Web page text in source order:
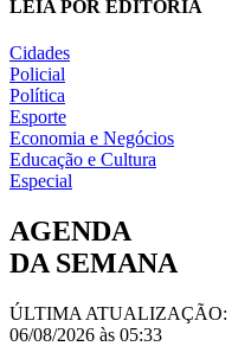
LEIA POR EDITORIA
Cidades
Policial
Política
Esporte
Economia e Negócios
Educação e Cultura
Especial
AGENDA
DA SEMANA
ÚLTIMA ATUALIZAÇÃO:
06/08/2026 às 05:33